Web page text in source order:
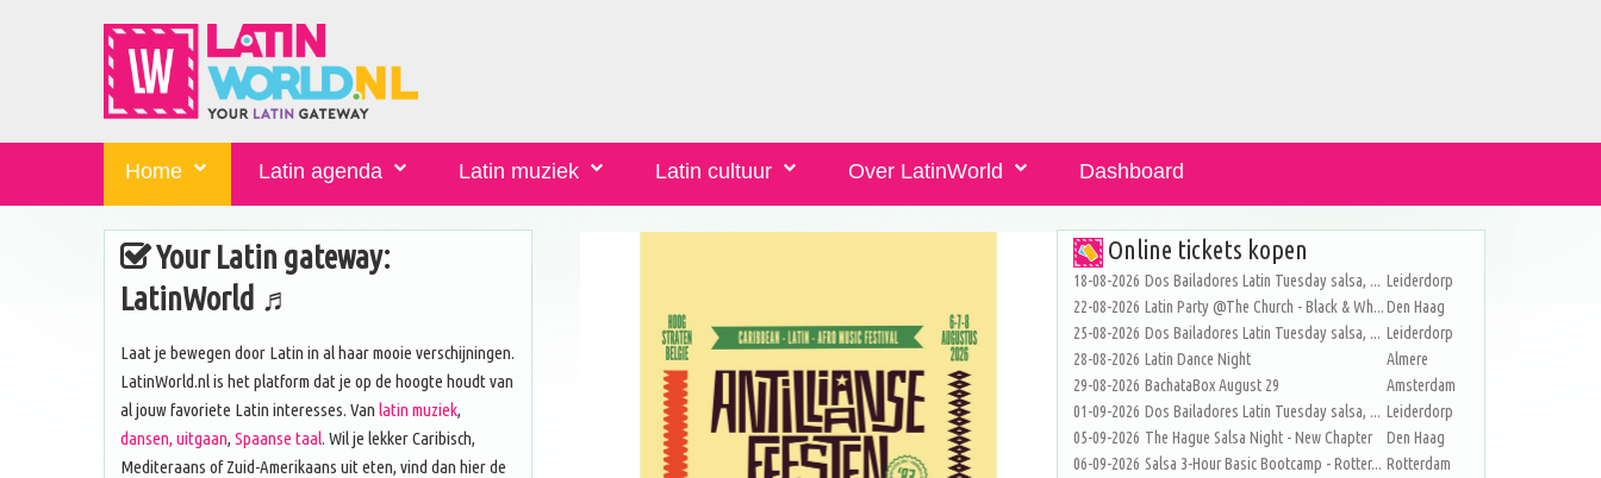
Home Latin agenda Latin muziek Latin cultuur Over LatinWorld Dashboard
Your Latin gateway:
LatinWorld ♬
Laat je bewegen door Latin in al haar mooie verschijningen.
LatinWorld.nl is het platform dat je op de hoogte houdt van
al jouw favoriete Latin interesses. Van latin muziek,
dansen, uitgaan, Spaanse taal. Wil je lekker Caribisch,
Mediteraans of Zuid-Amerikaans uit eten, vind dan hier de
Online tickets kopen
18-08-2026 Dos Bailadores Latin Tuesday salsa, ... Leiderdorp
22-08-2026 Latin Party @The Church - Black & Wh...Den Haag
25-08-2026 Dos Bailadores Latin Tuesday salsa, ... Leiderdorp
28-08-2026 Latin Dance Night
Almere
29-08-2026 BachataBox August 29
Amsterdam
01-09-2026 Dos Bailadores Latin Tuesday salsa, ... Leiderdorp
05-09-2026 The Hague Salsa Night - New Chapter
Den Haag
06-09-2026 Salsa 3-Hour Basic Bootcamp - Rotter... Rotterdam